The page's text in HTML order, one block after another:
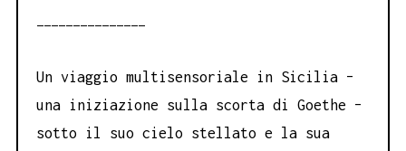
Un viaggio multisensoriale in Sicilia –
una iniziazione sulla scorta di Goethe –
sotto il suo cielo stellato e la sua